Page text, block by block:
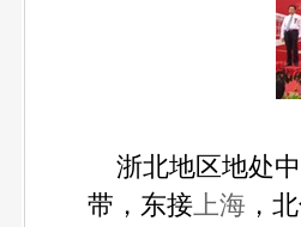
浙北地区地处
带，东接上海 ，